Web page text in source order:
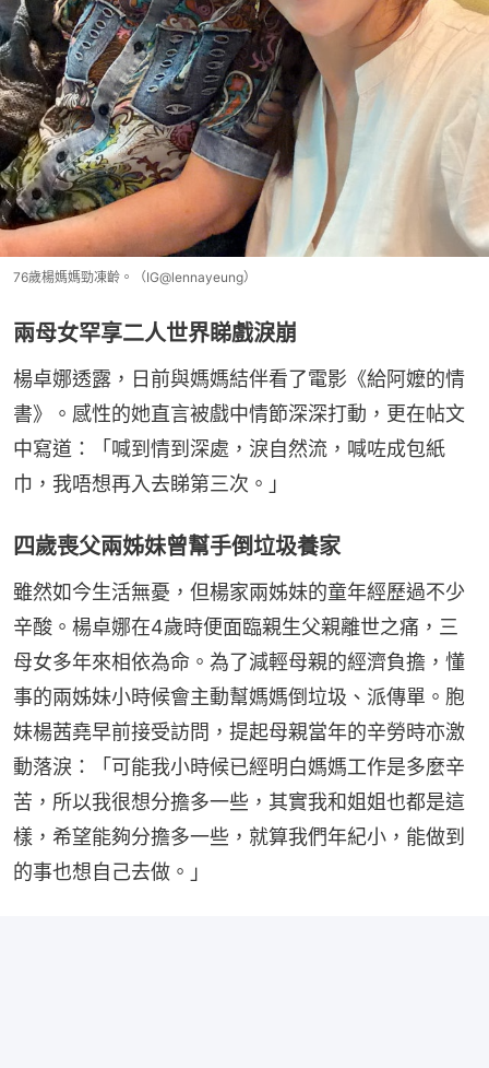
76歲楊媽媽勁凍齡。（IG@lennayeung）
兩母女罕享二人世界睇戲淚崩
楊卓娜透露，日前與媽媽結伴看了電影《給阿嬤的情
書》。感性的她直言被戲中情節深深打動，更在帖文
中寫道：「喊到情到深處，淚自然流，喊咗成包紙
巾，我唔想再入去睇第三次。」
四歲喪父兩姊妹曾幫手倒垃圾養家
雖然如今生活無憂，但楊家兩姊妹的童年經歷過不少
辛酸。楊卓娜在4歲時便面臨親生父親離世之痛，三
母女多年來相依為命。為了減輕母親的經濟負擔，懂
事的兩姊妹小時候會主動幫媽媽倒垃圾、派傳單。胞
妹楊茜堯早前接受訪問，提起母親當年的辛勞時亦激
動落淚：「可能我小時候已經明白媽媽工作是多麼辛
苦，所以我很想分擔多一些，其實我和姐姐也都是這
樣，希望能夠分擔多一些，就算我們年紀小，能做到
的事也想自己去做。」